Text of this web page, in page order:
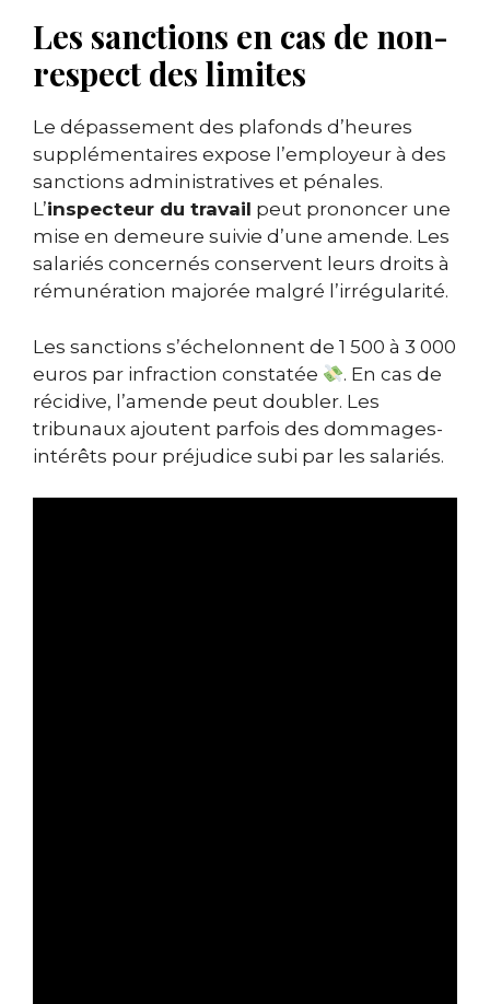
Les sanctions en cas de non-
respect des limites
Le dépassement des plafonds d’heures
supplémentaires expose l’employeur à des
sanctions administratives et pénales.
L’inspecteur du travail peut prononcer une
mise en demeure suivie d’une amende. Les
salariés concernés conservent leurs droits à
rémunération majorée malgré l’irrégularité.
Les sanctions s’échelonnent de 1 500 à 3 000
euros par infraction constatée
. En cas de
récidive, l’amende peut doubler. Les
tribunaux ajoutent parfois des dommages-
intérêts pour préjudice subi par les salariés.